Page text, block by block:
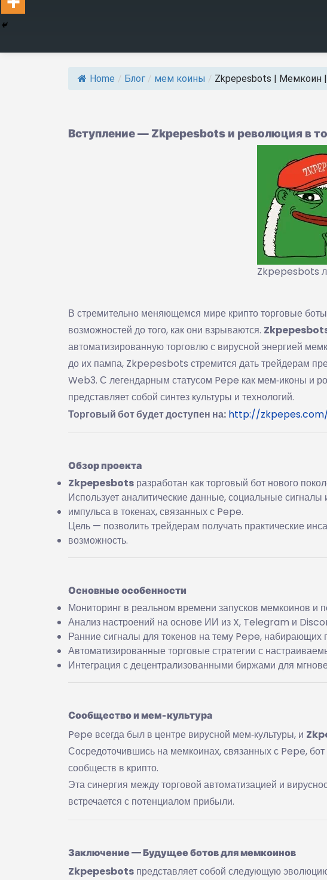
Home / Блог / мем коины / Zkpepesbots | Мемкоин
Вступление — Zkpepesbots и революция в
Zkpepesbots
В стремительно меняющемся мире крипто торговые
возможностей до того, как они взрываются.
автоматизированную торговлю с вирусной энергией
до их пампа, Zkpepesbots стремится дать трейдерам
Web3. С легендарным статусом Pepe как мем‑иконы и
представляет собой синтез культуры и технологий.
Торговый бот будет доступен на: http://
Обзор проекта
Zkpepesbots разработан как торговый бот нового
Использует аналитические данные, социальные
импульса в токенах, связанных с Pepe.
Цель — позволить трейдерам получать практические
возможность.
Основные особенности
Мониторинг в реальном времени запусков мемкоинов и
Анализ настроений на основе ИИ из X, Telegram и
Ранние сигналы для токенов на тему Pepe, набирающих
Автоматизированные торговые стратегии с
Интеграция с децентрализованными биржами для
Сообщество и мем‑культура
Pepe всегда был в центре вирусной мем‑культуры, и
Сосредоточившись на мемкоинах, связанных с Pepe,
сообществ в крипто.
Эта синергия между торговой автоматизацией и
встречается с потенциалом прибыли.
Заключение — Будущее ботов для мемкоинов
Zkpepesbots представляет собой следующую